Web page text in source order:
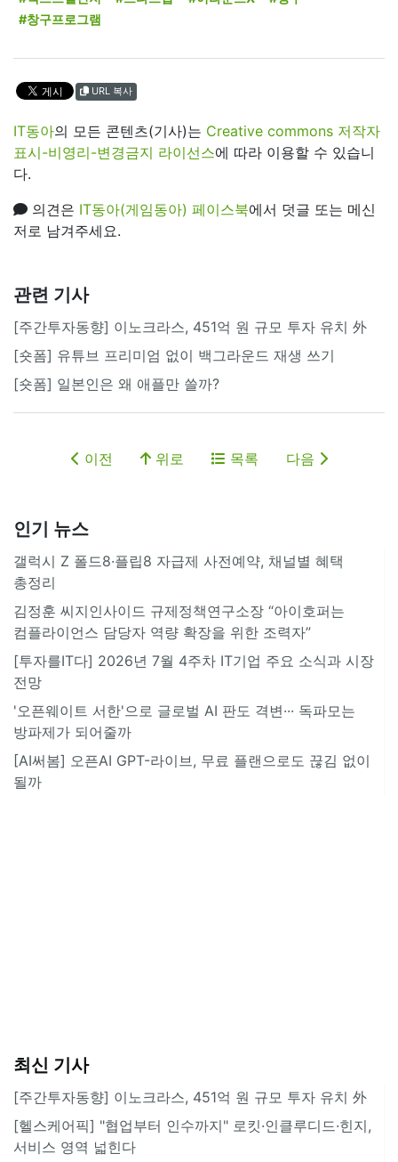
#창구프로그램
URL 복사
IT동아의 모든 콘텐츠(기사)는 Creative commons 저작자
표시-비영리-변경금지 라이선스에 따라 이용할 수 있습니
다.
의견은 IT동아(게임동아) 페이스북에서 덧글 또는 메신
저로 남겨주세요.
관련 기사
[주간투자동향] 이노크라스, 451억 원 규모 투자 유치 外
[숏폼] 유튜브 프리미엄 없이 백그라운드 재생 쓰기
[숏폼] 일본인은 왜 애플만 쓸까?
이전 위로 목록 다음
인기 뉴스
갤럭시 Z 폴드8·플립8 자급제 사전예약, 채널별 혜택
총정리
김정훈 씨지인사이드 규제정책연구소장 “아이호퍼는
컴플라이언스 담당자 역량 확장을 위한 조력자”
[투자를IT다] 2026년 7월 4주차 IT기업 주요 소식과 시장
전망
'오픈웨이트 서한'으로 글로벌 AI 판도 격변··· 독파모는
방파제가 되어줄까
[AI써봄] 오픈AI GPT-라이브, 무료 플랜으로도 끊김 없이
될까
최신 기사
[주간투자동향] 이노크라스, 451억 원 규모 투자 유치 外
[헬스케어픽] "협업부터 인수까지" 로킷·인클루디드·힌지,
서비스 영역 넓힌다